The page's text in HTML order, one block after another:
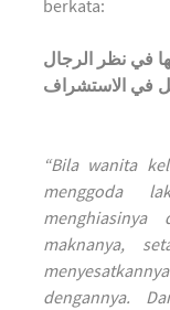
berkata:
في نظر الرجال
في الاستشراف
“Bila wanita
menggoda
maknanya,
dengannya.